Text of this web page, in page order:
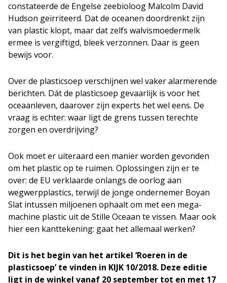
constateerde de Engelse zeebioloog Malcolm David
Hudson geïrriteerd. Dat de oceanen doordrenkt zijn
van plastic klopt, maar dat zelfs walvismoedermelk
ermee is vergiftigd, bleek verzonnen. Daar is geen
bewijs voor.
Over de plasticsoep verschijnen wel vaker alarmerende
berichten. Dát de plasticsoep gevaarlijk is voor het
oceaanleven, daarover zijn experts het wel eens. De
vraag is echter: waar ligt de grens tussen terechte
zorgen en overdrijving?
Ook moet er uiteraard een manier worden gevonden
om het plastic op te ruimen. Oplossingen zijn er te
over: de EU verklaarde onlangs de oorlog aan
wegwerpplastics, terwijl de jonge ondernemer Boyan
Slat intussen miljoenen ophaalt om met een mega-
machine plastic uit de Stille Oceaan te vissen. Maar ook
hier een kanttekening: gaat het allemaal werken?
Dit is het begin van het artikel ‘Roeren in de
plasticsoep’ te vinden in KIJK 10/2018. Deze editie
ligt in de winkel vanaf 20 september tot en met 17